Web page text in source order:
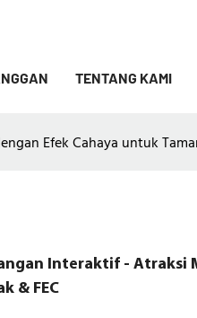
TENTANG KAMI
Efek Cahaya untuk
Interaktif - Atraksi
& FEC